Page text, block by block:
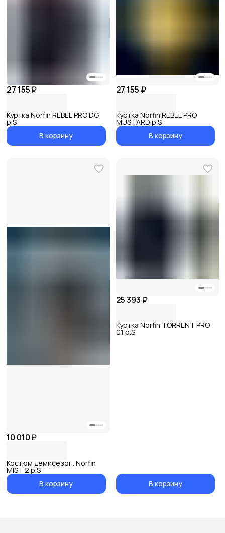
27 155 ₽
Куртка Norfin REBEL PRO DG
р.S
В корзину
27 155 ₽
Куртка Norfin REBEL PRO
MUSTARD р.S
В корзину
10 010 ₽
Костюм демисезон. Norfin
MIST 2 р.S
В корзину
25 393 ₽
Куртка Norfin TORRENT PRO
01 р.S
В корзину